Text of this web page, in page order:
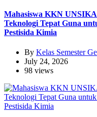
Mahasiswa KKN
Teknologi Tepat Guna
Pestisida Kimia
By Kelas Semester
July 24, 2026
98 views